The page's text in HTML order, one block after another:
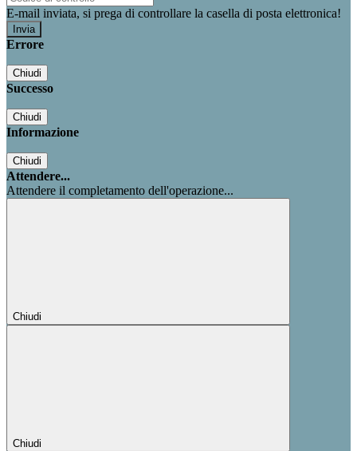
E-mail inviata, si prega di controllare la casella di posta elettronica!
Errore
Chiudi
Successo
Chiudi
Informazione
Chiudi
Attendere...
Attendere il completamento dell'operazione...
Chiudi
Chiudi